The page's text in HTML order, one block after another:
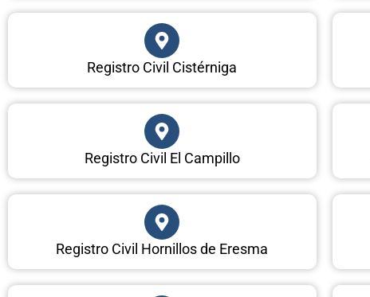
Registro Civil Cistérniga
Registro Civil El Campillo
Registro Civil Hornillos de Eresma